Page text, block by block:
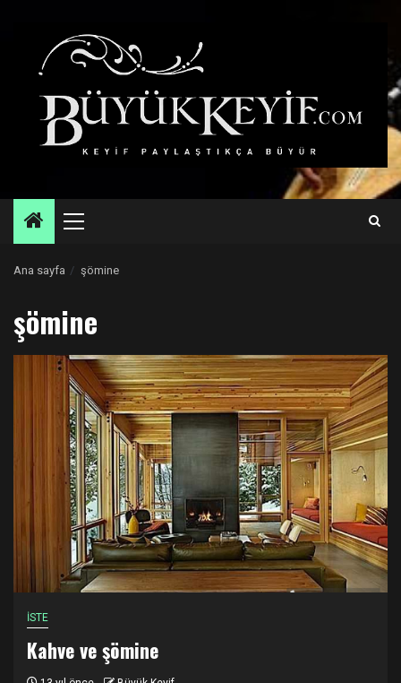
Primary
Ana sayfa şömine
şömine
İSTE
Kahve ve şömine